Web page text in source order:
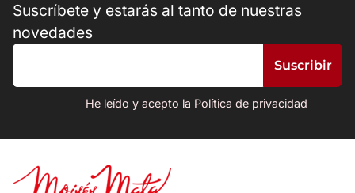
Suscríbete y estarás al tanto de nuestras
novedades
He leído y acepto la Política de privacidad